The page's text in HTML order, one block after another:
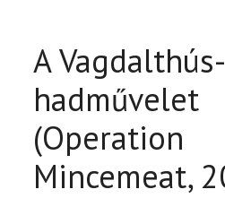
A Vagdalthús-
hadművelet
(Operation
Mincemeat,